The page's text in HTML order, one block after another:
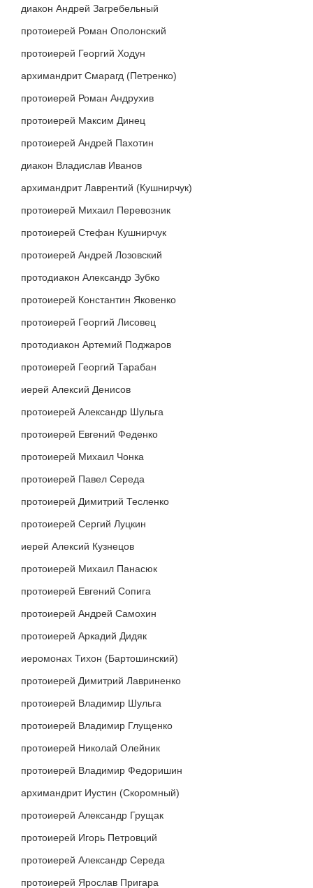
диакон Андрей Загребельный
протоиерей Роман Ополонский
протоиерей Георгий Ходун
архимандрит Смарагд (Петренко)
протоиерей Роман Андрухив
протоиерей Максим Динец
протоиерей Андрей Пахотин
диакон Владислав Иванов
архимандрит Лаврентий (Кушнирчук)
протоиерей Михаил Перевозник
протоиерей Стефан Кушнирчук
протоиерей Андрей Лозовский
протодиакон Александр Зубко
протоиерей Константин Яковенко
протоиерей Георгий Лисовец
протодиакон Артемий Поджаров
протоиерей Георгий Тарабан
иерей Алексий Денисов
протоиерей Александр Шульга
протоиерей Евгений Феденко
протоиерей Михаил Чонка
протоиерей Павел Середа
протоиерей Димитрий Тесленко
протоиерей Сергий Луцкин
иерей Алексий Кузнецов
протоиерей Михаил Панасюк
протоиерей Евгений Сопига
протоиерей Андрей Самохин
протоиерей Аркадий Дидяк
иеромонах Тихон (Бартошинский)
протоиерей Димитрий Лавриненко
протоиерей Владимир Шульга
протоиерей Владимир Глущенко
протоиерей Николай Олейник
протоиерей Владимир Федоришин
архимандрит Иустин (Скоромный)
протоиерей Александр Грущак
протоиерей Игорь Петровций
протоиерей Александр Середа
протоиерей Ярослав Пригара